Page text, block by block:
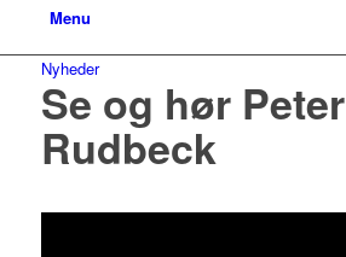
Menu
Nyheder
Se og hør Peter
Rudbeck